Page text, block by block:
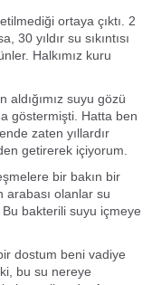
ortaya çıktı. 2
yıldır su sıkıntısı
Halkımız kuru
suyu gözü
göstermişti. Hatta ben
zaten yıllardır
getirerek içiyorum.
bir bakın bir
arabası olanlar su
bakterili suyu içmeye
dostum beni vadiye
bu su nereye